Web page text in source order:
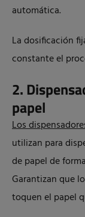
automática.
La dosificación
constante el
2.
papel
Los
utilizan para
de papel de
Garantizan que
toquen el papel